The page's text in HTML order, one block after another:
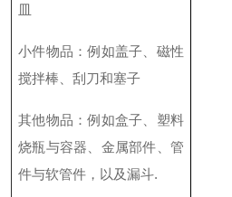
皿
小件物品 ：例如盖子、磁性
搅拌棒、刮刀和塞子
其他物品 ：例如盒子、塑料
烧瓶与容器、金属部件、管
件与软管件，以及漏斗.